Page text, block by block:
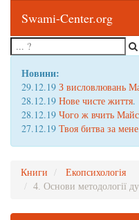
Swami-Center.org
Новини:
29.12.19 З висловлювань
28.12.19 Нове чисте життя.
28.12.19 Чого ж вчить
27.12.19 Твоя битва за мене
Книги
Екопсихологія
4. Основи методології